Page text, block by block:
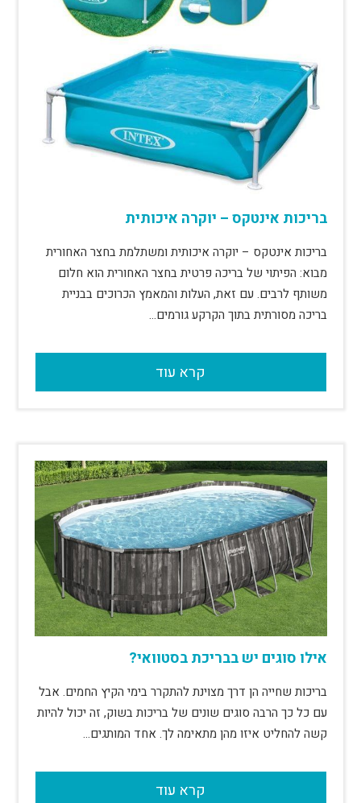
בריכות אינטקס – יוקרה איכותית
בריכות אינטקס – יוקרה איכותית ומשתלמת בחצר האחורית
מבוא: הפיתוי של בריכה פרטית בחצר האחורית הוא חלום
משותף לרבים. עם זאת, העלות והמאמץ הכרוכים בבניית
בריכה מסורתית בתוך הקרקע גורמים…
קרא עוד
אילו סוגים יש בבריכת בסטוואי?
בריכות שחייה הן דרך מצוינת להתקרר בימי הקיץ החמים. אבל
עם כל כך הרבה סוגים שונים של בריכות בשוק, זה יכול להיות
קשה להחליט איזו מהן מתאימה לך. אחד המותגים…
קרא עוד